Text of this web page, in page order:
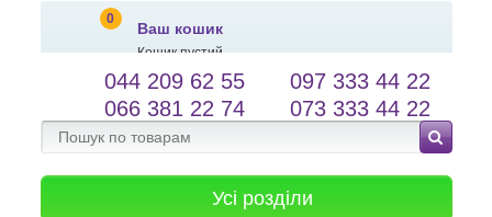
0
Ваш кошик
Кошик пустий
salessameto@gmail.com
Зворотній зв'язок
Мова сайту
044 209 62 55
097 333 44 22
066 381 22 74
073 333 44 22
Усі розділи